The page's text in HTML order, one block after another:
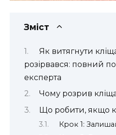
Зміст
Як витягнути
розірвався: повний
експерта
Чому розрив
Що робити, якщо
Крок 1: